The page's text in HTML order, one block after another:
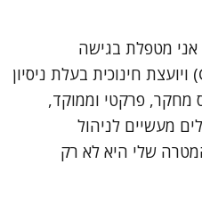
אני מטפלת בגישה
קוגניטיבית-התנהגותית (CBT) ויועצת חינוכית בעלת ניסיון
מחקר, פרקטי וממוקד,
מעשיים לניהול
שלי היא לא רק